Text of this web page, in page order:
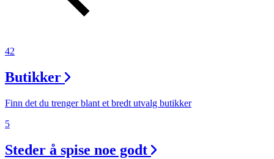
42
Butikker
Finn det du trenger blant et bredt utvalg butikker
5
Steder å spise noe godt